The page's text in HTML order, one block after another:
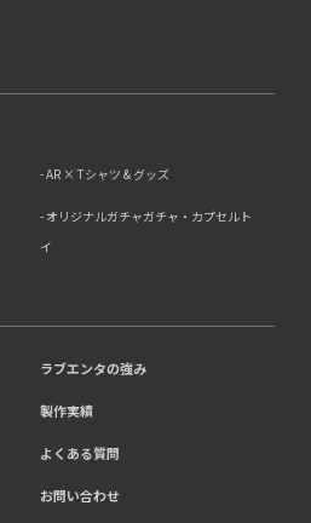
AR × Tシャツ & グッズ
オリジナルガチャガチャ・カプセルト
イ
ラブエンタの強み
製作実績
よくある質問
お問い合わせ